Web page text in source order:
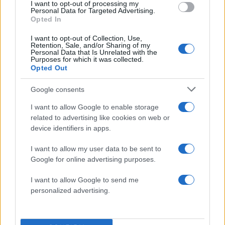
I want to opt-out of processing my
Personal Data for Targeted Advertising.
Opted In
I want to opt-out of Collection, Use,
Retention, Sale, and/or Sharing of my
Personal Data that Is Unrelated with the
Purposes for which it was collected.
Opted Out
Google consents
I want to allow Google to enable storage
related to advertising like cookies on web or
device identifiers in apps.
I want to allow my user data to be sent to
Google for online advertising purposes.
I want to allow Google to send me
personalized advertising.
Άτυχοι οι Τούρκοι που εξακολουθούν
06:36 | 20.06.2026
06:35 | 20.06.2026
06:34 | 20.06.2026